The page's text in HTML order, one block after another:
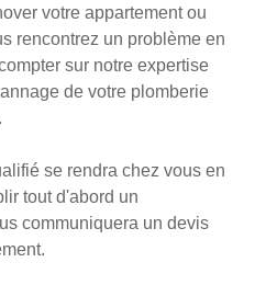
votre appartement ou
rencontrez un problème en
sur notre expertise
de votre plomberie
se rendra chez vous en
tout d'abord un
communiquera un devis